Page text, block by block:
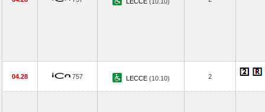
04.28 757 LECCE (10.10) 2